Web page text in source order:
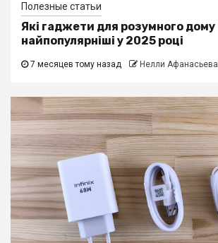
Полезные статьи
Які гаджети для розумного дому
найпопулярніші у 2025 році
7 месяцев тому назад Нелли Афанасьева